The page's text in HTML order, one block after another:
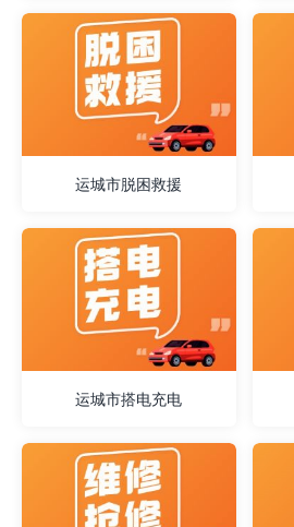
运城市脱困救援
运城市搭电充电